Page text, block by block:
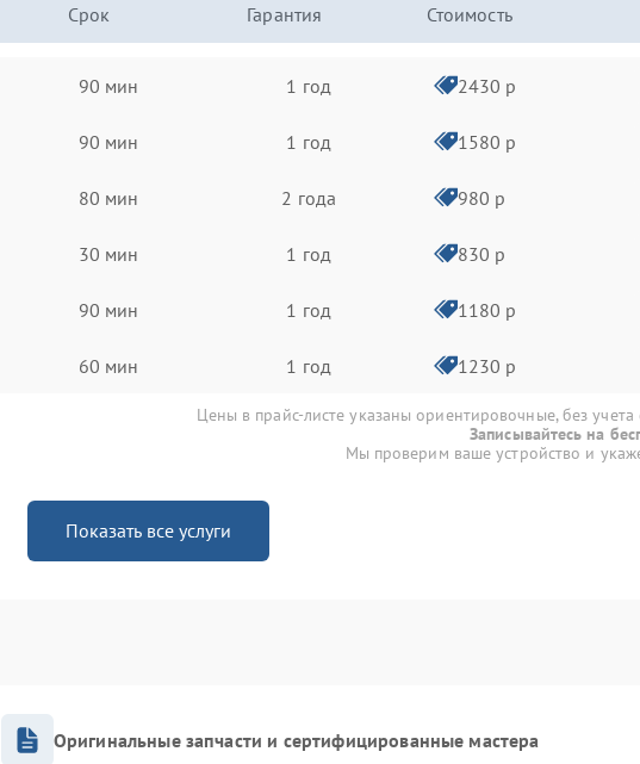
Срок Гарантия Стоимость
90 мин 1 год 2430 р
90 мин 1 год 1580 р
80 мин 2 года 980 р
30 мин 1 год 830 р
90 мин 1 год 1180 р
60 мин 1 год 1230 р
Цены в прайс-листе указаны ориентировочные, без учета
Записывайтесь на
Мы проверим ваше устройство и
Показать все услуги
Оригинальные запчасти и сертифицированные мастера